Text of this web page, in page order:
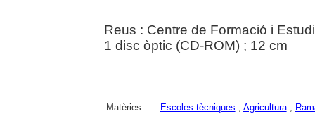
Reus : Centre de Formació i
1 disc òptic (CD-ROM) ; 12 cm
Matèries: Escoles tècniques ; Agricultura;